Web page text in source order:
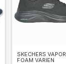
SKECHERS VAPOR
FOAM VARIEN